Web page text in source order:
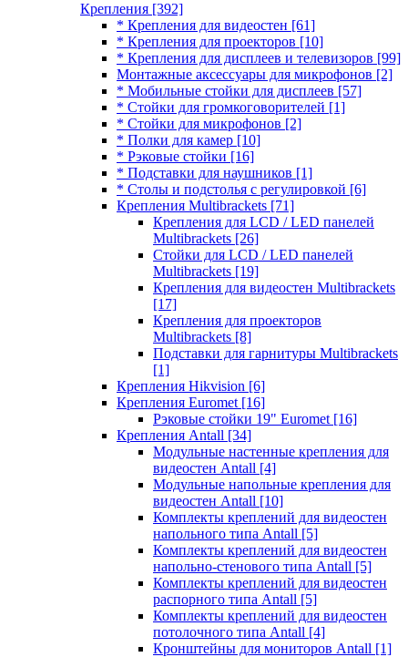
Крепления [392]
* Крепления для видеостен [61]
* Крепления для проекторов [10]
* Крепления для дисплеев и телевизоров [99]
Монтажные аксессуары для микрофонов [2]
* Мобильные стойки для дисплеев [57]
* Стойки для громкоговорителей [1]
* Стойки для микрофонов [2]
* Полки для камер [10]
* Рэковые стойки [16]
* Подставки для наушников [1]
* Столы и подстолья с регулировкой [6]
Крепления Multibrackets [71]
Крепления для LCD / LED панелей
Multibrackets [26]
Стойки для LCD / LED панелей
Multibrackets [19]
Крепления для видеостен Multibrackets
[17]
Крепления для проекторов
Multibrackets [8]
Подставки для гарнитуры Multibrackets
[1]
Крепления Hikvision [6]
Крепления Euromet [16]
Рэковые стойки 19" Euromet [16]
Крепления Antall [34]
Модульные настенные крепления для
видеостен Antall [4]
Модульные напольные крепления для
видеостен Antall [10]
Комплекты креплений для видеостен
напольного типа Antall [5]
Комплекты креплений для видеостен
напольно-стенового типа Antall [5]
Комплекты креплений для видеостен
распорного типа Antall [5]
Комплекты креплений для видеостен
потолочного типа Antall [4]
Кронштейны для мониторов Antall [1]